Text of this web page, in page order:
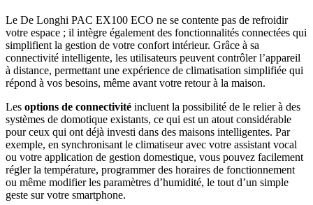
Le De Longhi PAC EX100 ECO ne se contente pas de refroidir
votre espace ; il intègre également des fonctionnalités connectées qui
simplifient la gestion de votre confort intérieur. Grâce à sa
connectivité intelligente, les utilisateurs peuvent contrôler l’appareil
à distance, permettant une expérience de climatisation simplifiée qui
répond à vos besoins, même avant votre retour à la maison.
Les options de connectivité incluent la possibilité de le relier à des
systèmes de domotique existants, ce qui est un atout considérable
pour ceux qui ont déjà investi dans des maisons intelligentes. Par
exemple, en synchronisant le climatiseur avec votre assistant vocal
ou votre application de gestion domestique, vous pouvez facilement
régler la température, programmer des horaires de fonctionnement
ou même modifier les paramètres d’humidité, le tout d’un simple
geste sur votre smartphone.